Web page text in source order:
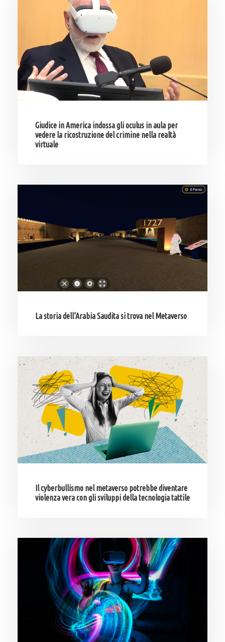
Giudice in America indossa gli oculus in aula per
vedere la ricostruzione del crimine nella realtà
virtuale
La storia dell’Arabia Saudita si trova nel Metaverso
Il cyberbullismo nel metaverso potrebbe diventare
violenza vera con gli sviluppi della tecnologia tattile